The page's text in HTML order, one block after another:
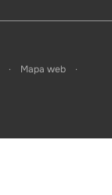
Mapa web